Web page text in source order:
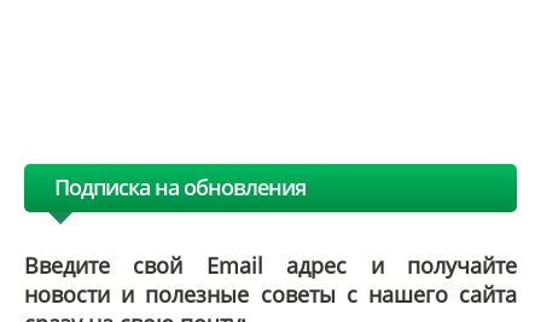
Подписка на обновления
Введите свой Email адрес и получайте
новости и полезные советы с нашего сайта